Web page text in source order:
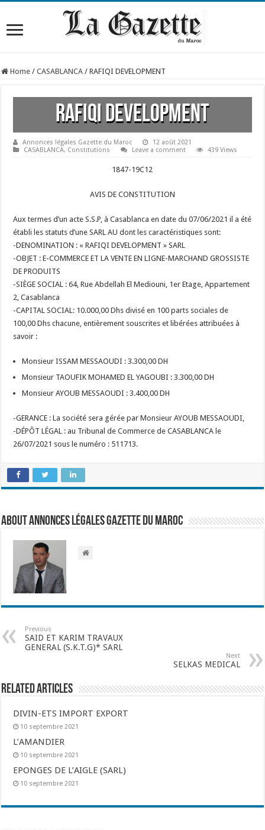
Home / CASABLANCA / RAFIQI DEVELOPMENT
RAFIQI DEVELOPMENT
Annonces légales Gazette du Maroc
12 août 2021
CASABLANCA, Constitutions Leave a comment 439 Views
1847-19C12
AVIS DE CONSTITUTION
Aux termes d’un acte S.S.P, à Casablanca en date du 07/06/2021 il a été
établi les statuts d’une SARL AU dont les caractéristiques sont:
-DENOMINATION : « RAFIQI DEVELOPMENT » SARL
-OBJET : E-COMMERCE ET LA VENTE EN LIGNE-MARCHAND GROSSISTE
DE PRODUITS
-SIÈGE SOCIAL : 64, Rue Abdellah El Mediouni, 1er Etage, Appartement
2, Casablanca
-CAPITAL SOCIAL: 10.000,00 Dhs divisé en 100 parts sociales de
100,00 Dhs chacune, entièrement souscrites et libérées attribuées à
savoir :
Monsieur ISSAM MESSAOUDI : 3.300,00 DH
Monsieur TAOUFIK MOHAMED EL YAGOUBI : 3.300,00 DH
Monsieur AYOUB MESSAOUDI : 3.400,00 DH
-GERANCE : La société sera gérée par Monsieur AYOUB MESSAOUDI,
-DÉPÔT LÉGAL : au Tribunal de Commerce de CASABLANCA le
26/07/2021 sous le numéro : 511713.
About Annonces légales Gazette du Maroc
Previous
SAID ET KARIM TRAVAUX
GENERAL (S.K.T.G)* SARL
Next
SELKAS MEDICAL
Related Articles
DIVIN-ETS IMPORT EXPORT
10 septembre 2021
L’AMANDIER
10 septembre 2021
EPONGES DE L’AIGLE (SARL)
10 septembre 2021